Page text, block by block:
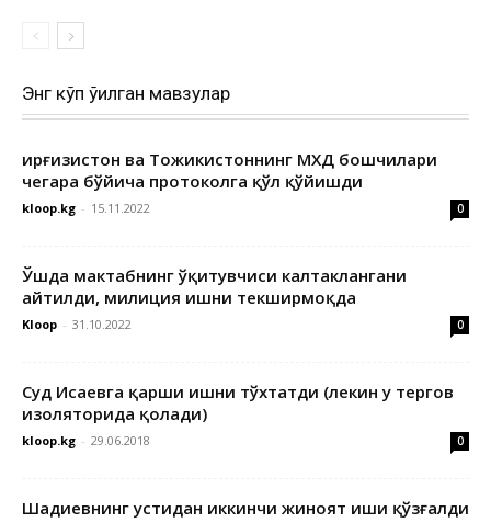
Энг кўп ўқилган мавзулар
Қирғизистон ва Тожикистоннинг МХДҚ бошчилари
чегара бўйича протоколга қўл қўйишди
kloop.kg - 15.11.2022 0
Ўшда мактабнинг ўқитувчиси калтаклангани
айтилди, милиция ишни текширмоқда
Kloop - 31.10.2022 0
Суд Исаевга қарши ишни тўхтатди (лекин у тергов
изоляторида қолади)
kloop.kg - 29.06.2018 0
Шадиевнинг устидан иккинчи жиноят иши қўзғалди